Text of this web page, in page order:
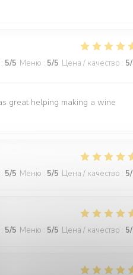
: 5/5 Меню : 5/5 Цена / качество : 5
great helping making a wine
: 5/5 Меню : 5/5 Цена / качество : 5
: 5/5 Меню : 5/5 Цена / качество : 5